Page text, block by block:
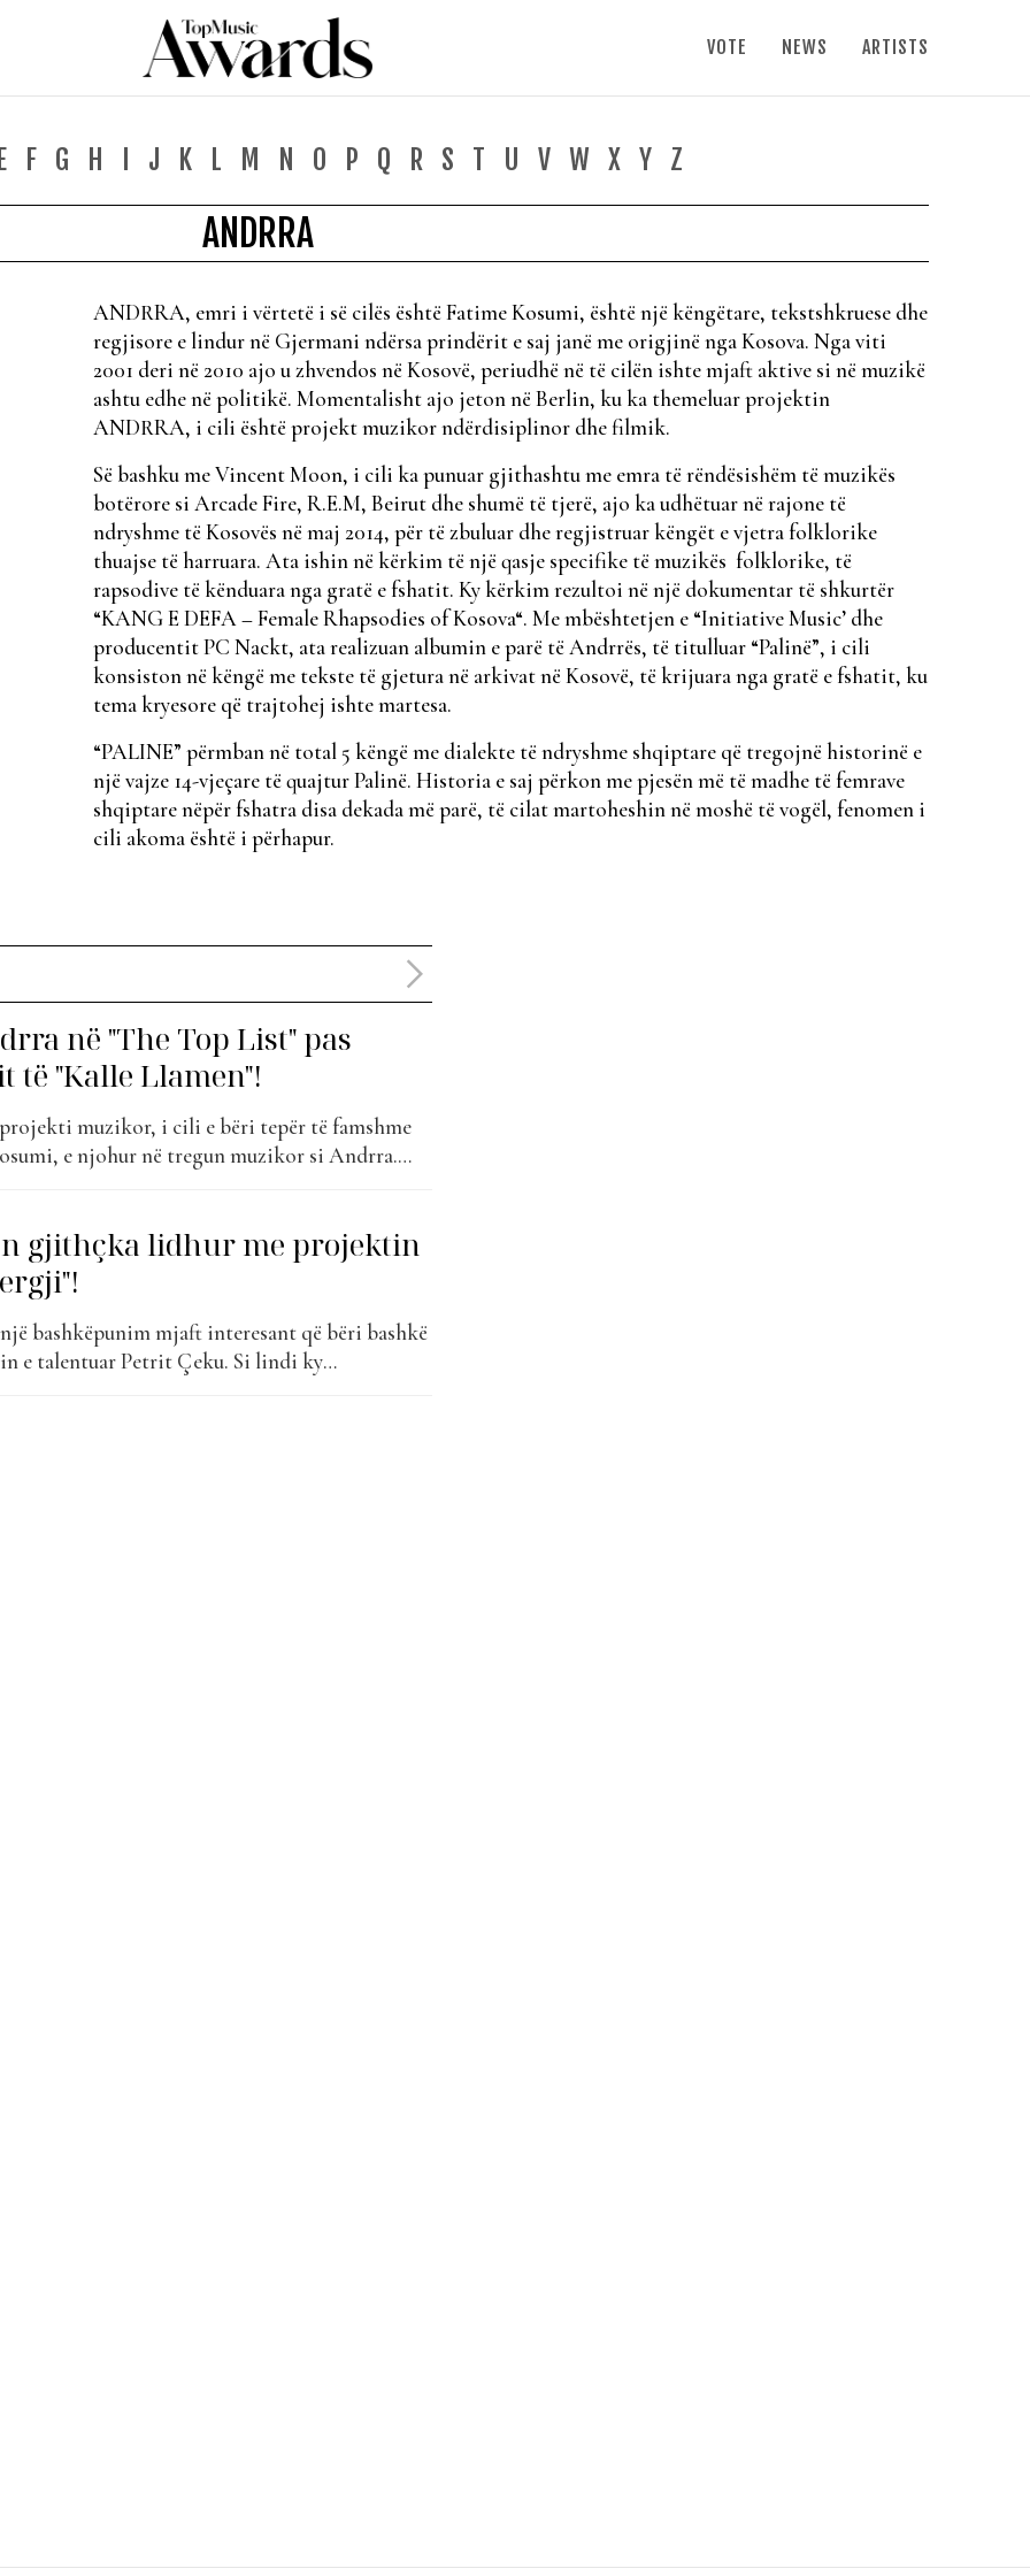
VOTE NEWS ARTISTS
F G H J K L M N O P Q R S T U V W X Y Z
ANDRRA
ANDRRA, emri i vërtetë i së cilës është Fatime Kosumi, është një këngëtare, tekstshkruese dhe
regjisore e lindur në Gjermani ndërsa prindërit e saj janë me origjinë nga Kosova. Nga viti
2001 deri në 2010 ajo u zhvendos në Kosovë, periudhë në të cilën ishte mjaft aktive si në muzikë
ashtu edhe në politikë. Momentalisht ajo jeton në Berlin, ku ka themeluar projektin
ANDRRA, i cili është projekt muzikor ndërdisiplinor dhe filmik.
Së bashku me Vincent Moon, i cili ka punuar gjithashtu me emra të rëndësishëm të muzikës
botërore si Arcade Fire, R.E.M, Beirut dhe shumë të tjerë, ajo ka udhëtuar në rajone të
ndryshme të Kosovës në maj 2014, për të zbuluar dhe regjistruar këngët e vjetra folklorike
thuajse të harruara. Ata ishin në kërkim të një qasje specifike të muzikës folklorike, të
rapsodive të kënduara nga gratë e fshatit. Ky kërkim rezultoi në një dokumentar të shkurtër
“KANG E DEFA – Female Rhapsodies of Kosova“. Me mbështetjen e “Initiative Music’ dhe
producentit PC Nackt, ata realizuan albumin e parë të Andrrës, të titulluar “Palinë”, i cili
konsiston në këngë me tekste të gjetura në arkivat në Kosovë, të krijuara nga gratë e fshatit, ku
tema kryesore që trajtohej ishte martesa.
“PALINE” përmban në total 5 këngë me dialekte të ndryshme shqiptare që tregojnë historinë e
një vajze 14-vjeçare të quajtur Palinë. Historia e saj përkon me pjesën më të madhe të femrave
shqiptare nëpër fshatra disa dekada më parë, të cilat martoheshin në moshë të vogël, fenomen i
cili akoma është i përhapur.
në "The Top List" pas
të "Kalle Llamen"!
projekti muzikor, i cili e bëri tepër të famshme
e njohur në tregun muzikor si Andrra.
gjithçka lidhur me projektin
bashkëpunim mjaft interesant që bëri bashkë
e talentuar Petrit Çeku. Si lindi ky